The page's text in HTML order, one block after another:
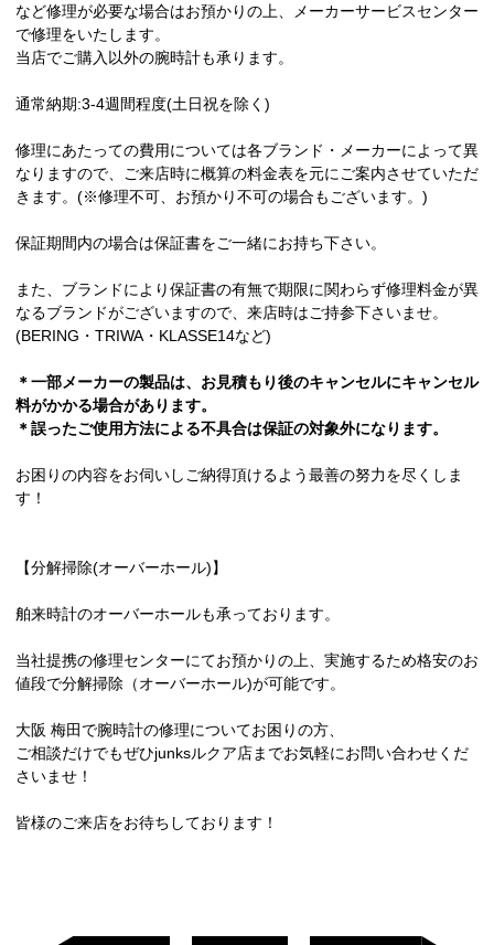
など修理が必要な場合はお預かりの上、メーカーサービスセンター
で修理をいたします。
当店でご購入以外の腕時計も承ります。
通常納期:3-4週間程度(土日祝を除く)
修理にあたっての費用については各ブランド・メーカーによって異
なりますので、ご来店時に概算の料金表を元にご案内させていただ
きます。(※修理不可、お預かり不可の場合もございます。)
保証期間内の場合は保証書をご一緒にお持ち下さい。
また、ブランドにより保証書の有無で期限に関わらず修理料金が異
なるブランドがございますので、来店時はご持参下さいませ。
(BERING・TRIWA・KLASSE14など)
＊一部メーカーの製品は、お見積もり後のキャンセルにキャンセル
料がかかる場合があります。
＊誤ったご使用方法による不具合は保証の対象外になります。
お困りの内容をお伺いしご納得頂けるよう最善の努力を尽くしま
す！
【分解掃除(オーバーホール)】
舶来時計のオーバーホールも承っております。
当社提携の修理センターにてお預かりの上、実施するため格安のお
値段で分解掃除（オーバーホール)が可能です。
大阪 梅田で腕時計の修理についてお困りの方、
ご相談だけでもぜひjunksルクア店までお気軽にお問い合わせくだ
さいませ！
皆様のご来店をお待ちしております！